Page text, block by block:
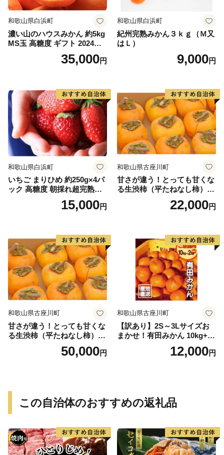
和歌山県白浜町
濃い山のハウスみかん 約5kg
MS玉 高糖度 ギフト 2024年7
35,000円
和歌山県白浜町
紀州完熟みかん３ｋｇ（Ｍ又
はＬ）
9,000円
和歌山県白浜町
いちご まりひめ 約250g×4パ
ック 高糖度 朝採れ超完熟ま
りひめ 1月以降発送分
15,000円
和歌山県古座川町
甘さが違う！とっても甘くな
る生渋柿（平たねなし柿）吊
ップ付約4.5～5kg 約24～30
22,000円
和歌山県古座川町
甘さが違う！とっても甘くな
る生渋柿（平たねなし柿）吊
ップ付約14.5～15kg 約60～
50,000円
和歌山県古座川町
【訳あり】2S～3Lサイズお
まかせ！有田みかん 10kg+2k
g保証分 11月から12月下旬ま
でに順次発送致します。 / 訳
12,000円
この自治体のおすすめの返礼品